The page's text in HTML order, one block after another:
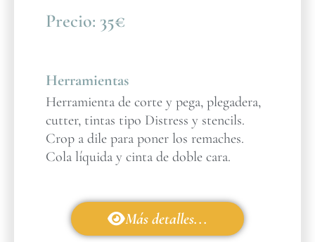
Precio: 35€
Herramientas
Herramienta de corte y pega, plegadera,
cutter, tintas tipo Distress y stencils.
Crop a dile para poner los remaches.
Cola líquida y cinta de doble cara.
Más detalles...